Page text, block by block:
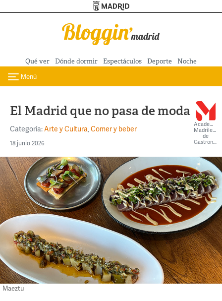
Pasar al contenido principal
Qué ver Dónde dormir Espectáculos Deporte Noche
Toggle navigation
Menú
El Madrid que no pasa de moda
Categoría:Arte y Cultura,Comer y beber
18 junio 2026
Academia
Madrileña
de
Gastronomía
Maeztu